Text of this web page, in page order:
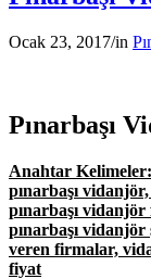
Ocak 23, 2017/in
Pınarbaşı
Anahtar Kelimeler:
pınarbaşı
pınarbaşı
pınarbaşı
veren firmalar,
fiyat